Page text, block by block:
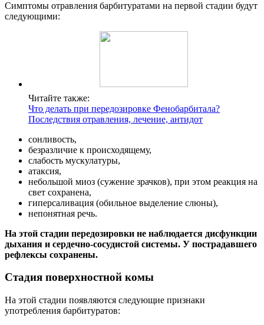
Симптомы отравления барбитуратами на первой стадии будут
следующими:
Читайте также:
Что делать при передозировке Фенобарбитала?
Последствия отравления, лечение, антидот
сонливость,
безразличие к происходящему,
слабость мускулатуры,
атаксия,
небольшой миоз (сужение зрачков), при этом реакция на
свет сохранена,
гиперсаливация (обильное выделение слюны),
непонятная речь.
На этой стадии передозировки не наблюдается дисфункции
дыхания и сердечно-сосудистой системы. У пострадавшего
рефлексы сохранены.
Стадия поверхностной комы
На этой стадии появляются следующие признаки
употребления барбитуратов: